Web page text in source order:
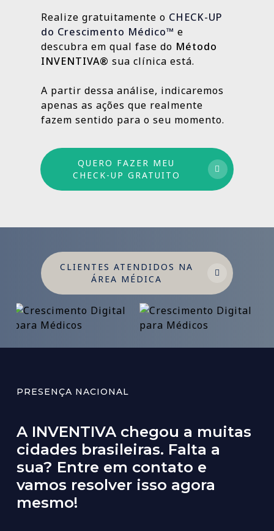
resultados sólidos e duradouros ao longo
do tempo.
Por isso trabalhamos com um método
médio e longo prazo para garantir
crescimento sustentável.
Realize gratuitamente o CHECK-UP
do Crescimento Médico™ e
descubra em qual fase do Método
INVENTIVA® sua clínica está.
A partir dessa análise, indicaremos
apenas as ações que realmente
fazem sentido para o seu momento.
QUERO FAZER MEU
CHECK-UP GRATUITO
CLIENTES ATENDIDOS NA
ÁREA MÉDICA
PRESENÇA NACIONAL
A INVENTIVA chegou a muitas
cidades brasileiras. Falta a
sua? Entre em contato e
vamos resolver isso agora
mesmo!